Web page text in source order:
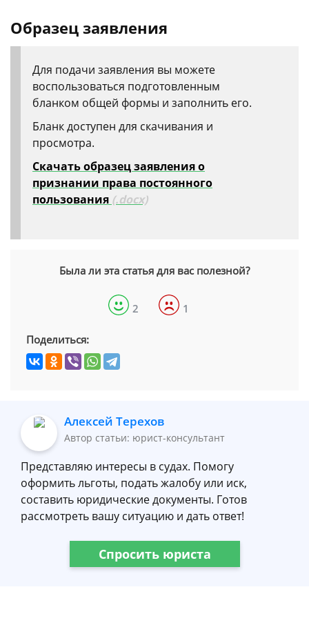
Образец заявления
Для подачи заявления вы можете
воспользоваться подготовленным
бланком общей формы и заполнить его.
Бланк доступен для скачивания и
просмотра.
Скачать образец заявления о
признании права постоянного
пользования (.docx)
Была ли эта статья для вас полезной?
2 1
Поделиться:
Алексей Терехов
Автор статьи: юрист-консультант
Представляю интересы в судах. Помогу
оформить льготы, подать жалобу или иск,
составить юридические документы. Готов
рассмотреть вашу ситуацию и дать ответ!
Спросить юриста